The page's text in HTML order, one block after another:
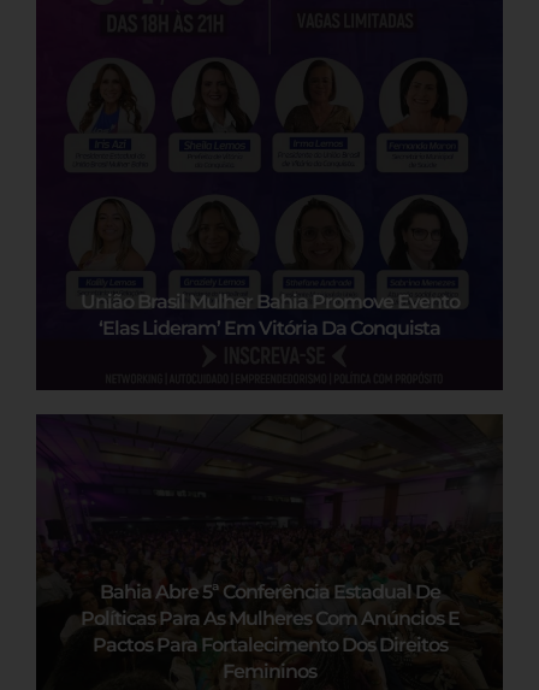
União Brasil Mulher Bahia Promove Evento
‘Elas Lideram’ Em Vitória Da Conquista
Bahia Abre 5ª Conferência Estadual De
Políticas Para As Mulheres Com Anúncios E
Pactos Para Fortalecimento Dos Direitos
Femininos